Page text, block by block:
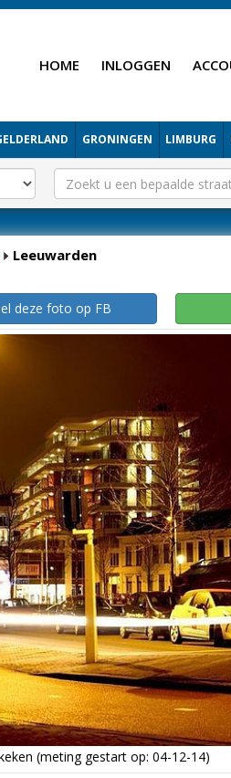
HOME INLOGGEN
GRONINGEN LIMBURG
Leeuwarden
deze foto op FB
(meting gestart op: 04-12-14)